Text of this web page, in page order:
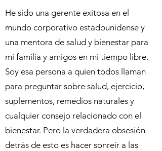
He sido una gerente exitosa en el
mundo corporativo estadounidense y
una mentora de salud y bienestar para
mi familia y amigos en mi tiempo libre.
Soy esa persona a quien todos llaman
para preguntar sobre salud, ejercicio,
suplementos, remedios naturales y
cualquier consejo relacionado con el
bienestar. Pero la verdadera obsesión
detrás de esto es hacer sonreír a las